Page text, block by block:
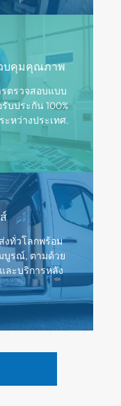
วบคุมคุณภาพ
ตรวจสอบแบบ
บประกัน 100%
หว่างประเทศ.
งทั่วโลกพร้อม
บูรณ์, ตามด้วย
ละบริการหลัง